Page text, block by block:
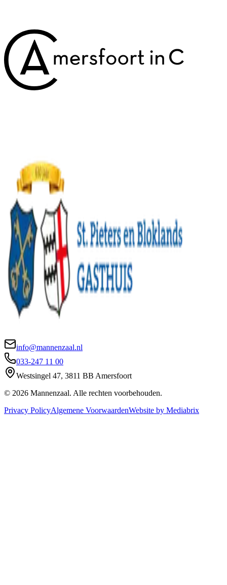
info@mannenzaal.nl
033-247 11 00
Westsingel 47, 3811 BB Amersfoort
© 2026 Mannenzaal. Alle rechten voorbehouden.
Privacy PolicyAlgemene VoorwaardenWebsite by Mediabrix